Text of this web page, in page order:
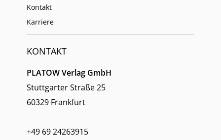
Kontakt
Karriere
KONTAKT
PLATOW Verlag GmbH
Stuttgarter Straße 25
60329 Frankfurt
+49 69 24263915